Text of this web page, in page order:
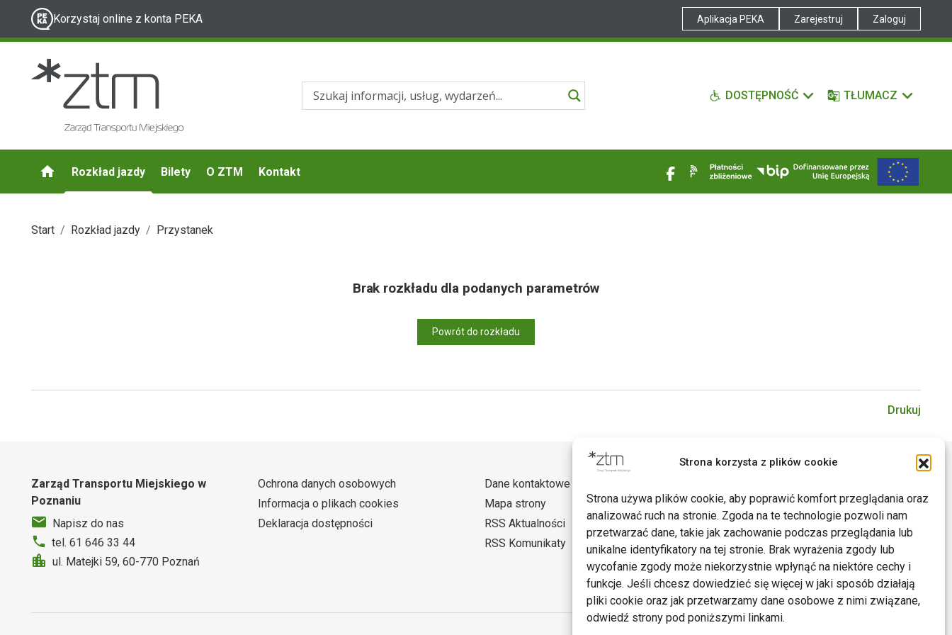
Strona korzysta z plików cookie
Strona używa plików cookie, aby poprawić komfort przeglądania oraz
analizować ruch na stronie. Zgoda na te technologie pozwoli nam
przetwarzać dane, takie jak zachowanie podczas przeglądania lub
unikalne identyfikatory na tej stronie. Brak wyrażenia zgody lub
wycofanie zgody może niekorzystnie wpłynąć na niektóre cechy i
funkcje. Jeśli chcesz dowiedzieć się więcej w jaki sposób działają
pliki cookie oraz jak przetwarzamy dane osobowe z nimi związane,
odwiedź strony pod poniższymi linkami.
Korzystaj online z konta PEKA Aplikacja PEKA Zarejestruj Zaloguj
DOSTĘPNOŚĆ TŁUMACZ
Rozkład jazdy Bilety O ZTM Kontakt
Start Rozkład jazdy Przystanek
Brak rozkładu dla podanych parametrów
Powrót do rozkładu
Drukuj
Zarząd Transportu Miejskiego w
Poznaniu
Napisz do nas
tel. 61 646 33 44
ul. Matejki 59, 60-770 Poznań
Ochrona danych osobowych
Informacja o plikach cookies
Deklaracja dostępności
Dane kontaktowe
Mapa strony
RSS Aktualności
RSS Komunikaty